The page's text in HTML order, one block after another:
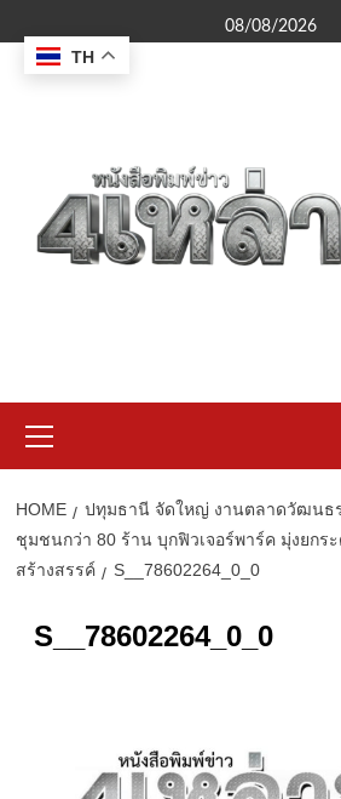
to
content
08/08/2026
Menu
HOME
ปทุมธานี จัดใหญ่ งานตลาดวัฒนธ
ชุมชนกว่า 80 ร้าน บุกฟิวเจอร์พาร์ค มุ่งยกระ
สร้างสรรค์
S__78602264_0_0
S__78602264_0_0
TH